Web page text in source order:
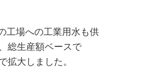
工場への工業用水も供
総生産額ベースで
大しました。